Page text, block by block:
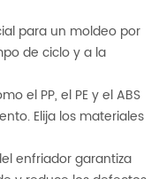
para un moldeo por
de ciclo y a la
el PP, el PE y el ABS
Elija los materiales
enfriador garantiza